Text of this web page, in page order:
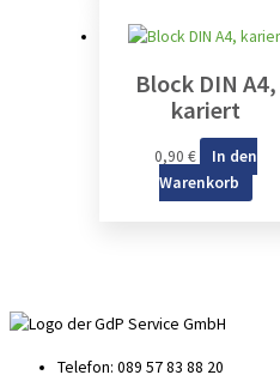
Block DIN A4,
kariert
0,90 €
In den
Warenkorb
Telefon: 089 57 83 88 20